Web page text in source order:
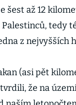
šest až 12
tedy
z nejvyšších
(asi pět
že na